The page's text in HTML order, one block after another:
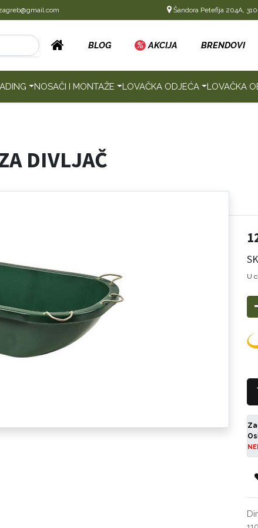
Šandora Petefija 204A,
BLOG % AKCIJA BRENDOVI
NOSAČI I MONTAŽE LOVAČKA ODJEĆA LOVAČKA
DIVLJAČ
U